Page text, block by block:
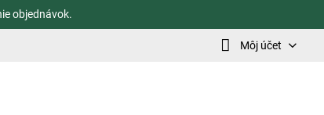
objednávok.
Môj účet